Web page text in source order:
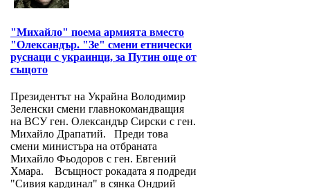
"Михайло" поема армията вместо
"Олександър. "Зе" смени етнически
руснаци с украинци, за Путин още от
същото
Президентът на Украйна Володимир
Зеленски смени главнокомандващия
на ВСУ ген. Олександър Сирски с ген.
Михайло Драпатий. Преди това
смени министъра на отбраната
Михайло Фьодоров с ген. Евгений
Хмара. Всъщност рокадата я подреди
"Сивия кардинал" в сянка Ондрий